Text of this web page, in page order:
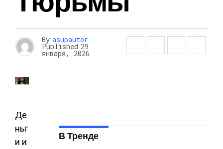
By asupautor
Published 29
января, 2026
Де
ньг
и и
В Тренде